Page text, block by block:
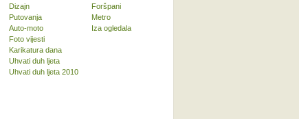
Dizajn
Putovanja
Auto-moto
Foto vijesti
Karikatura dana
Uhvati duh ljeta
Uhvati duh ljeta 2010
Foršpani
Metro
Iza ogledala